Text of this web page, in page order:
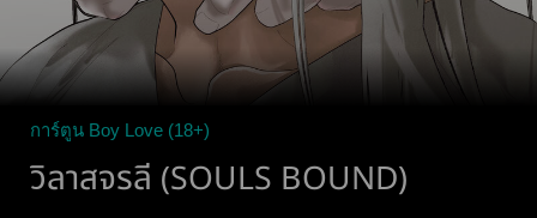
การ์ตูน Boy Love (18+)
วิลาสจรลี (SOULS BOUND)